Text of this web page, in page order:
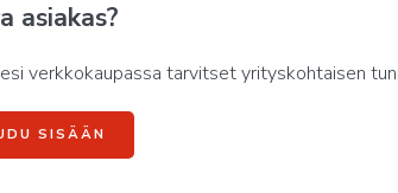
asiakas?
verkkokaupassa tarvitset yrityskohtaisen
SISÄÄN